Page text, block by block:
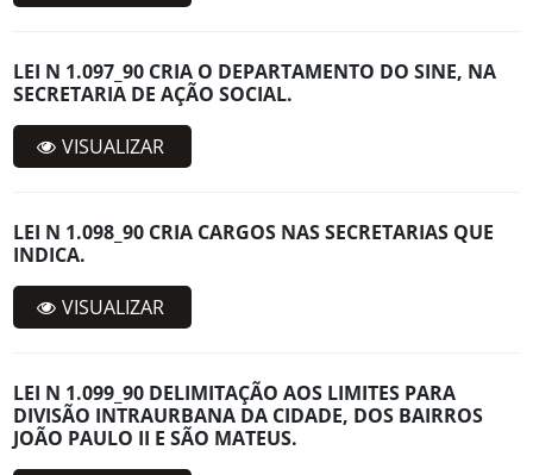
LEI N 1.097_90 CRIA O DEPARTAMENTO DO SINE, NA
SECRETARIA DE AÇÃO SOCIAL.
VISUALIZAR
LEI N 1.098_90 CRIA CARGOS NAS SECRETARIAS QUE
INDICA.
VISUALIZAR
LEI N 1.099_90 DELIMITAÇÃO AOS LIMITES PARA
DIVISÃO INTRAURBANA DA CIDADE, DOS BAIRROS
JOÃO PAULO II E SÃO MATEUS.